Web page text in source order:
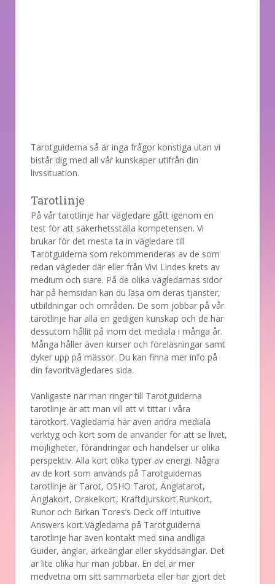
Tarotguiderna så är inga frågor konstiga utan vi
bistår dig med all vår kunskaper utifrån din
livssituation.
Tarotlinje
På vår tarotlinje har vägledare gått igenom en
test för att säkerhetsställa kompetensen. Vi
brukar för det mesta ta in vägledare till
Tarotguiderna som rekommenderas av de som
redan vägleder där eller från Vivi Lindes krets av
medium och siare. På de olika vägledarnas sidor
här på hemsidan kan du läsa om deras tjänster,
utbildningar och områden. De som jobbar på vår
tarotlinje har alla en gedigen kunskap och de har
dessutom hållit på inom det mediala i många år.
Många håller även kurser och föreläsningar samt
dyker upp på mässor. Du kan finna mer info på
din favoritvägledares sida.
Vanligaste när man ringer till Tarotguiderna
tarotlinje är att man vill att vi tittar i våra
tarotkort. Vägledarna har även andra mediala
verktyg och kort som de använder för att se livet,
möjligheter, förändringar och händelser ur olika
perspektiv. Alla kort olika typer av energi. Några
av de kort som används på Tarotguidernas
tarotlinje är Tarot, OSHO Tarot, Änglatarot,
Änglakort, Orakelkort, Kraftdjurskort,Runkort,
Runor och Birkan Tores’s Deck off Intuitive
Answers kort.Vägledarna på Tarotguiderna
tarotlinje har även kontakt med sina andliga
Guider, änglar, ärkeänglar eller skyddsänglar. Det
är lite olika hur man jobbar. En del är mer
medvetna om sitt sammarbeta eller har gjort det